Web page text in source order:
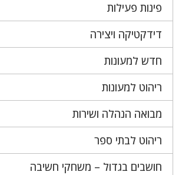
פינות פעילות
דידקטיקה ויצירה
חדש למעונות
ריהוט למעונות
מבואה הנהלה ושירות
ריהוט לבתי ספר
חושבים בגדול – משחקי חשיבה